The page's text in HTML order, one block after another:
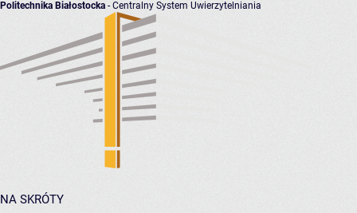
Politechnika Białostocka - Centralny System Uwierzytelniania
NA SKRÓTY